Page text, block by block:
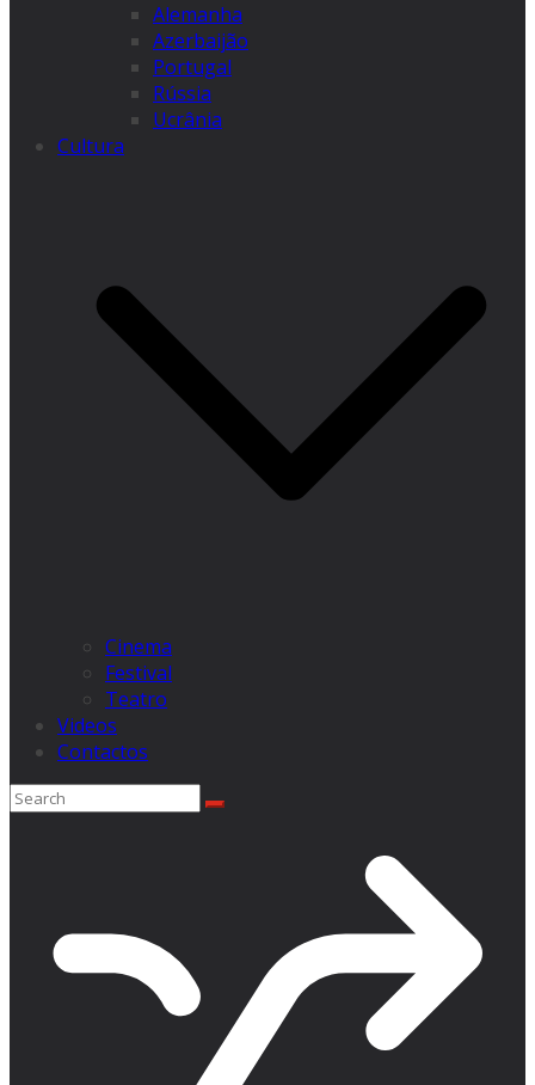
Alemanha
Azerbaijão
Portugal
Rússia
Ucrânia
Cultura
Cinema
Festival
Teatro
Videos
Contactos